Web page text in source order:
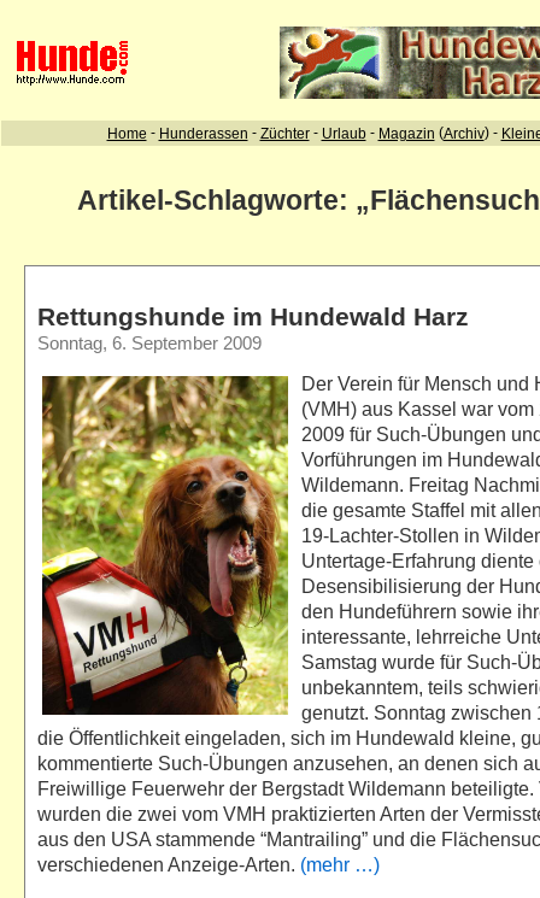
Artikel-Schlagworte:
Rettungshunde im Hundewald Harz
Sonntag, 6. September 2009
Der Verein für Mensch und
(VMH) aus Kassel war vom
2009 für Such-Übungen
Vorführungen im
Wildemann. Freitag
die gesamte Staffel mit
19-Lachter-Stollen in
Untertage-Erfahrung diente
Desensibilisierung der
den Hundeführern sowie
interessante, lehrreiche
Samstag wurde für Such-
unbekanntem, teils
genutzt. Sonntag zwischen
die Öffentlichkeit eingeladen, sich im Hundewald kleine,
kommentierte Such-Übungen anzusehen, an denen sich
Freiwillige Feuerwehr der Bergstadt Wildemann beteiligte.
wurden die zwei vom VMH praktizierten Arten der
aus den USA stammende “Mantrailing” und die
verschiedenen Anzeige-Arten. (mehr …)